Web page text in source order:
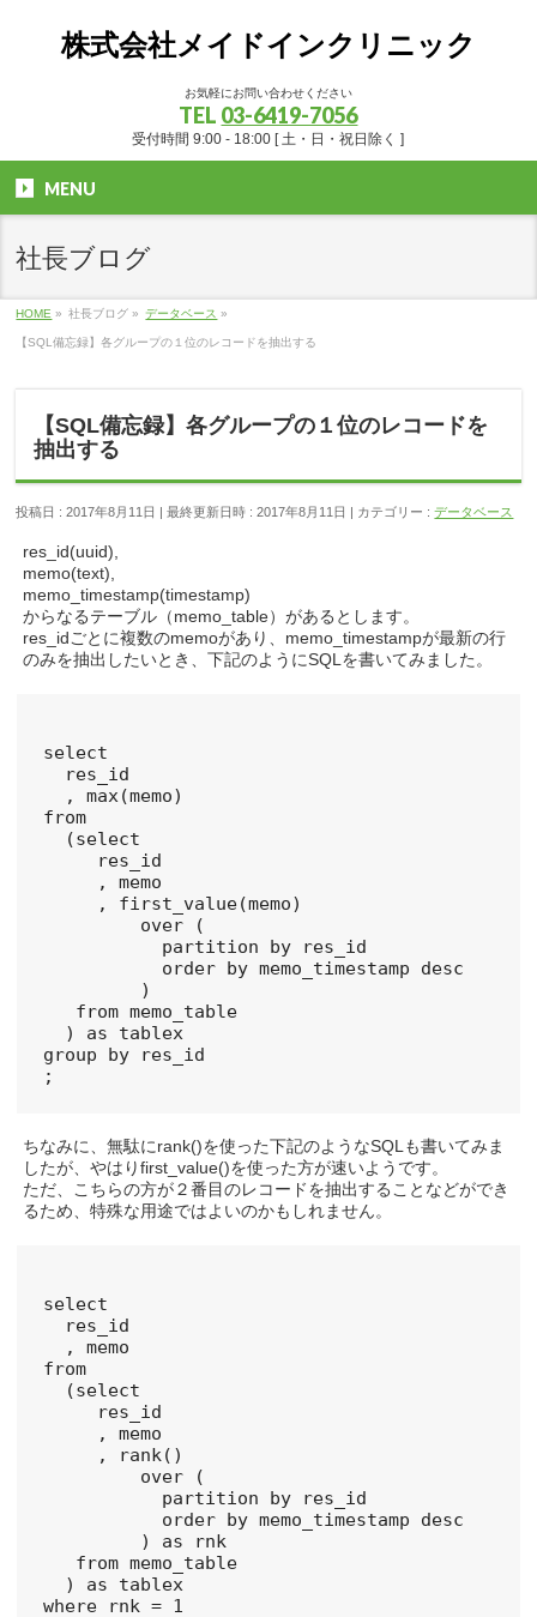
株式会社メイドインクリニック
お気軽にお問い合わせください
TEL 03-6419-7056
受付時間 9:00 - 18:00 [ 土・日・祝日除く ]
MENU
社長ブログ
HOME » 社長ブログ » データベース »
【SQL備忘録】各グループの１位のレコードを抽出する
【SQL備忘録】各グループの１位のレコードを
抽出する
投稿日 : 2017年8月11日 最終更新日時 : 2017年8月11日 カテゴリー :データベース
res_id(uuid),
memo(text),
memo_timestamp(timestamp)
からなるテーブル（memo_table）があるとします。
res_idごとに複数のmemoがあり、memo_timestampが最新の行
のみを抽出したいとき、下記のようにSQLを書いてみました。
select
  res_id
  , max(memo)
from
  (select
     res_id
     , memo
     , first_value(memo)
         over (
           partition by res_id
           order by memo_timestamp desc
         )
   from memo_table
  ) as tablex
group by res_id
ちなみに、無駄にrank()を使った下記のようなSQLも書いてみま
したが、やはりfirst_value()を使った方が速いようです。
ただ、こちらの方が２番目のレコードを抽出することなどができ
るため、特殊な用途ではよいのかもしれません。
select
  res_id
  , memo
from
  (select
     res_id
     , memo
     , rank()
         over (
           partition by res_id
           order by memo_timestamp desc
         ) as rnk
   from memo_table
  ) as tablex
where rnk = 1